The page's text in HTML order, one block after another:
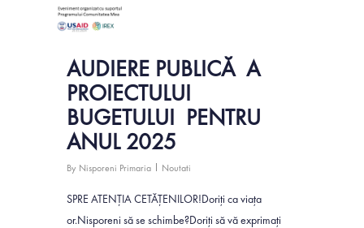
AUDIERE PUBLICĂ A
PROIECTULUI
BUGETULUI PENTRU
ANUL 2025
By Nisporeni Primaria Noutati
SPRE ATENŢIA CETĂŢENILOR!Doriţi ca viaţa
or.Nisporeni să se schimbe?Doriţi să vă exprimaţi